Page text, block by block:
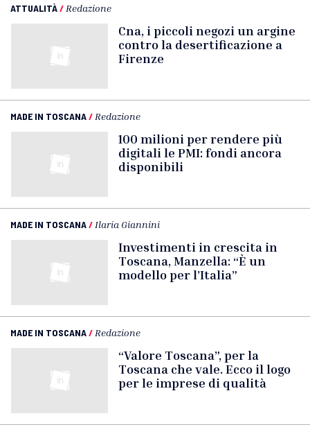
ATTUALITÀ/ Redazione
Cna, i piccoli negozi un argine
contro la desertificazione a
Firenze
MADE IN TOSCANA/ Redazione
100 milioni per rendere più
digitali le PMI: fondi ancora
disponibili
MADE IN TOSCANA/ Ilaria Giannini
Investimenti in crescita in
Toscana, Manzella: “È un
modello per l’Italia”
MADE IN TOSCANA/ Redazione
“Valore Toscana”, per la
Toscana che vale. Ecco il logo
per le imprese di qualità